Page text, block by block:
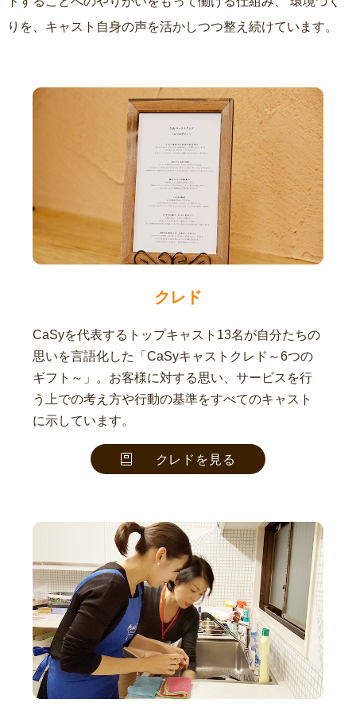
りを、キャスト自身の声を活かしつつ整え続けています。
クレド
CaSyを代表するトップキャスト13名が自分たちの
思いを言語化した「CaSyキャストクレド～6つの
ギフト～」。お客様に対する思い、サービスを行
う上での考え方や行動の基準をすべてのキャスト
に示しています。
クレドを見る